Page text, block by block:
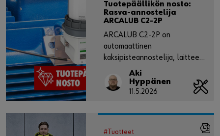
Tuotepäällikön nosto:
Rasva-annostelija
ARCALUB C2-2P
ARCALUB C2-2P on
automaattinen
kaksipisteannostelija, laitteen
kahta syöttöpumppua voidaan
ohjata toisistaan riippumatta.
Aki
Hyppänen
11.5.2026
#Tuotteet